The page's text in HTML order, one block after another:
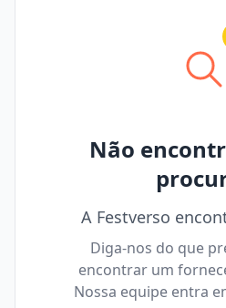
Não
A Festverso
Diga-nos do que
encontrar um
Nossa equipe entra